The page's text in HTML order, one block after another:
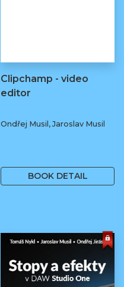
Clipchamp - video
editor
Ondřej Musil, Jaroslav Musil
BOOK DETAIL